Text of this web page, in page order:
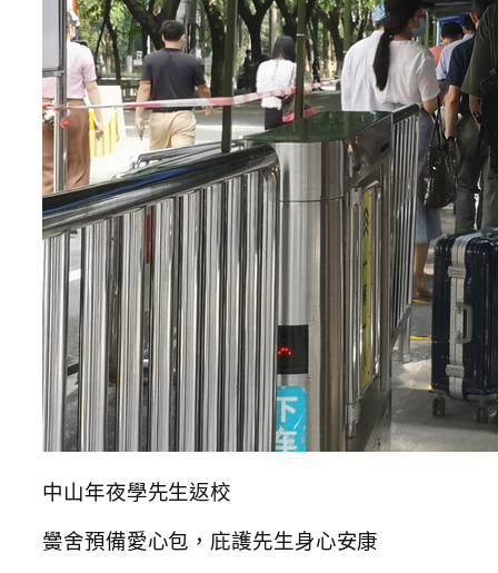
中山年夜學先生返校
黌舍預備愛心包，庇護先生身心安康